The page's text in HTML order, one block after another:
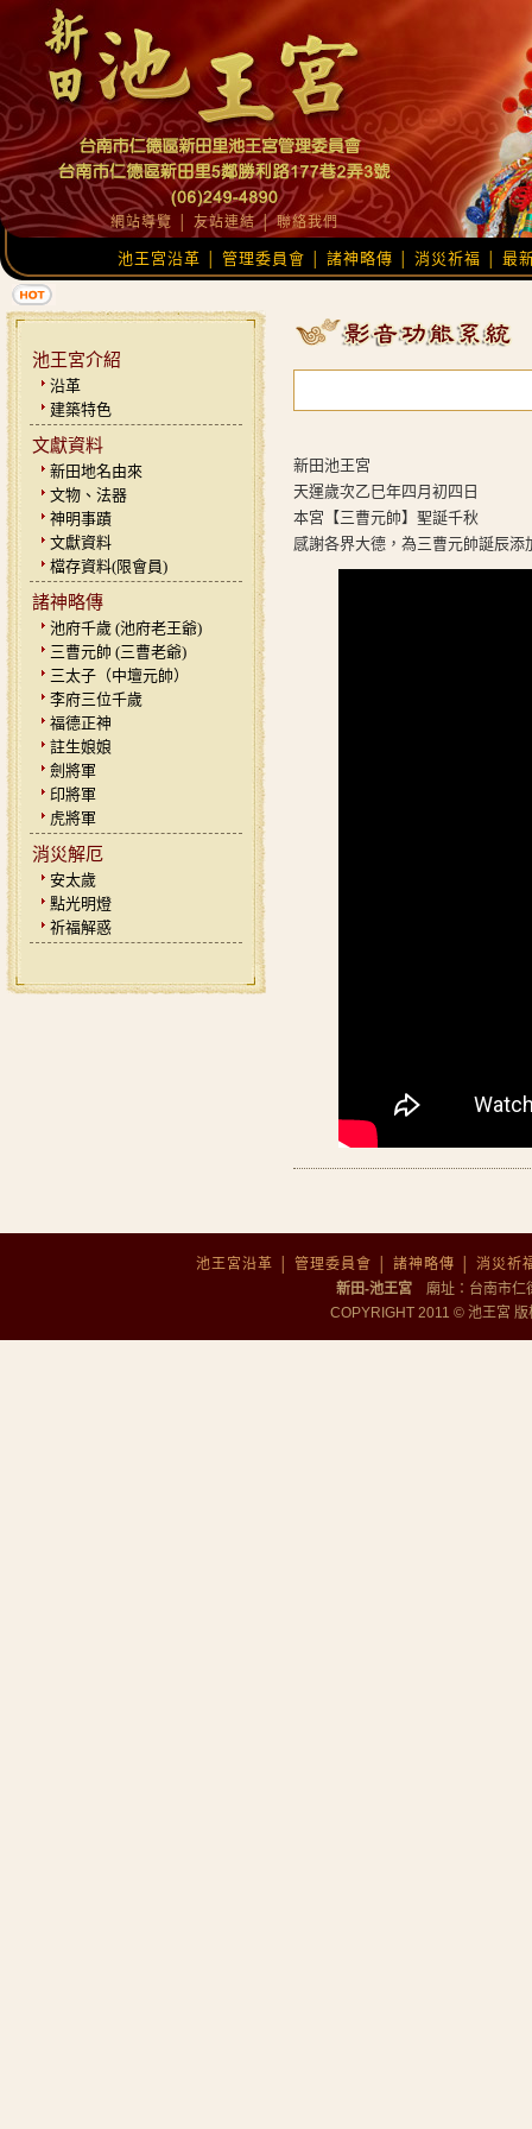
網站導覽 友站連結│聯絡我們
池王宮沿革 管理委員會 諸神略傳 消災祈福 最
池王宮介紹
沿革
建築特色
文獻資料
新田地名由來
文物、法器
神明事蹟
文獻資料
檔存資料(限會員)
諸神略傳
池府千歲 (池府老王爺)
三曹元帥 (三曹老爺)
三太子（中壇元帥）
李府三位千歲
福德正神
註生娘娘
劍將軍
印將軍
虎將軍
消災解厄
安太歲
點光明燈
祈福解惑
新田池王宮
天運歲次乙巳年四月初四日
本宮【三曹元帥】聖誕千秋
感謝各界大德，為三曹元帥誕辰添
池王宮沿革 管理委員會 諸神略傳
消災祈
新田-池王宮 廟址：台南市仁
COPYRIGHT 2011 © 池王宮